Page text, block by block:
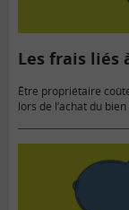
Les frais liés
Être propriétaire
lors de l’achat du